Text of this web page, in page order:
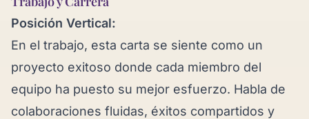
Posición Vertical:
En el trabajo, esta carta se siente como un
proyecto exitoso donde cada miembro del
equipo ha puesto su mejor esfuerzo. Habla de
colaboraciones fluidas, éxitos compartidos y